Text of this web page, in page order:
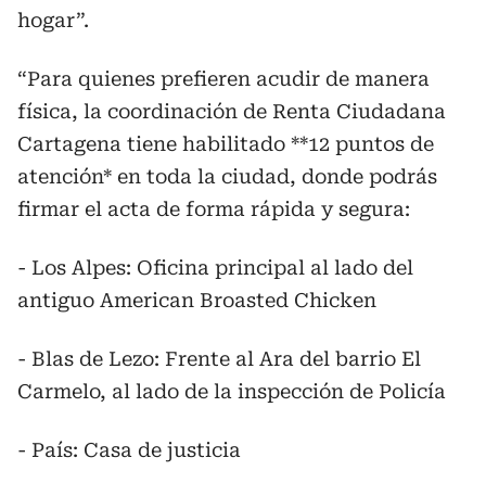
hogar”.
“Para quienes prefieren acudir de manera
física, la coordinación de Renta Ciudadana
Cartagena tiene habilitado **12 puntos de
atención* en toda la ciudad, donde podrás
firmar el acta de forma rápida y segura:
- Los Alpes: Oficina principal al lado del
antiguo American Broasted Chicken
- Blas de Lezo: Frente al Ara del barrio El
Carmelo, al lado de la inspección de Policía
- País: Casa de justicia